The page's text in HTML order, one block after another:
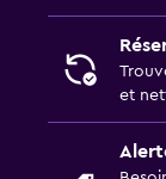
et